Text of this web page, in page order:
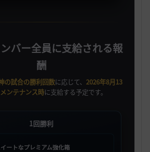
バー全員に支給される報
酬
の試合の勝利回数に応じて、 2026年8月13
ンテナンス時に支給する予定です。
1回勝利
ートなプレミアム強化箱